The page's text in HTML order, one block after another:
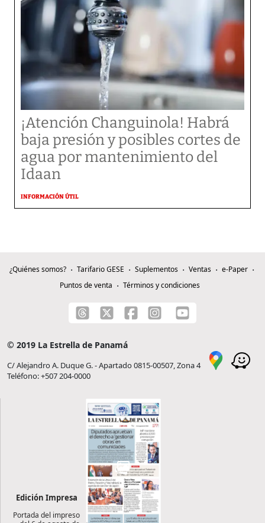
¡Atención Changuinola! Habrá
baja presión y posibles cortes de
agua por mantenimiento del
Idaan
INFORMACIÓN ÚTIL
¿Quiénes somos? Tarifario GESE Suplementos Ventas
e-Paper
Puntos de venta
Términos y condiciones
© 2019 La Estrella de Panamá
C/ Alejandro A. Duque G. - Apartado 0815-00507, Zona 4
Teléfono: +507 204-0000
Edición Impresa
Portada del impreso